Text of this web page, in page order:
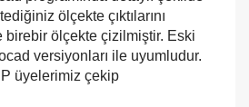
ucu - islay projesi
şekildedir, projenin
programında detaylı şekilde
ölçekte çıktılarını